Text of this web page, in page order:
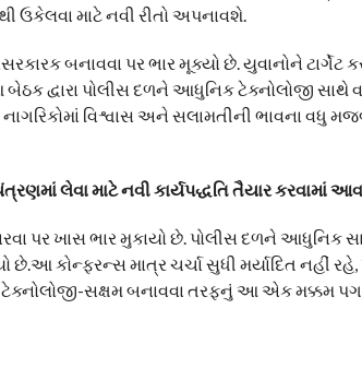
માટે નવી રીતો અપનાવશે.
બનાવવા પર ભાર મૂક્યો છે. યુવાનોને ટાર્ગેટ
દ્વારા પોલીસ દળને આધુનિક ટેક્નોલોજી સાથે
વિશ્વાસ અને સલામતીની ભાવના વધુ
લેવા માટે નવી કાર્યપદ્ધતિ તૈયાર કરવામાં
પર ખાસ ભાર મુકાયો છે. પોલીસ દળને આધુનિક
કોન્ફરન્સ માત્ર ચર્ચા સુધી મર્યાદિત નહીં રહે,
ટેક્નોલોજી-સક્ષમ બનાવવા તરફનું આ એક મક્કમ